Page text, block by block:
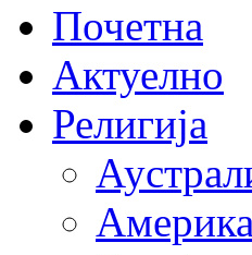
Почетна
Актуелно
Религија
Америка